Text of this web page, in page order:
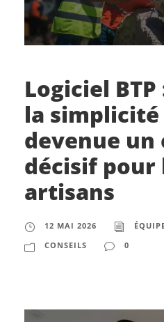
Logiciel
la simplicité
devenue
décisif pour
artisans
12 MAI 2026
CONSEILS
0